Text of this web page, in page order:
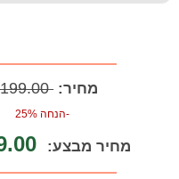
מחיר:
-הנחה 25%
מחיר מבצע: